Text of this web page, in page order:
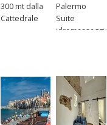
300 mt dalla
Cattedrale
Palermo
Suite
idromassaggio